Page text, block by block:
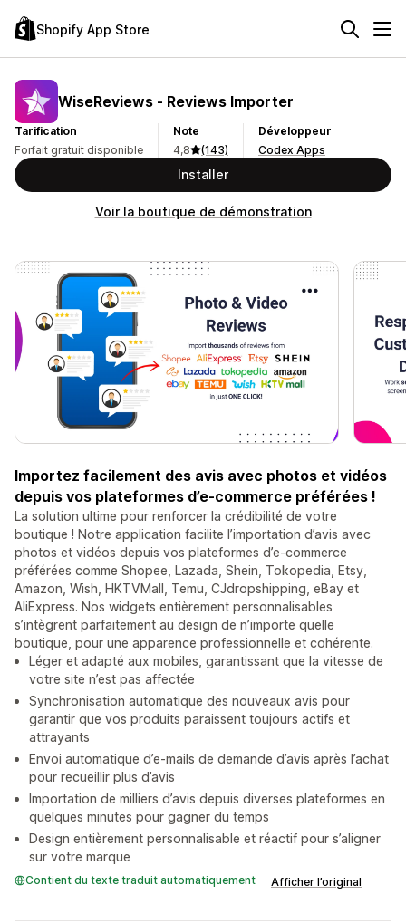
Shopify App Store
WiseReviews ‑ Reviews Importer
Tarification
Forfait gratuit disponible
Note
4,8
(143)
Développeur
Codex Apps
Installer
Voir la boutique de démonstration
Importez facilement des avis avec photos et vidéos
depuis vos plateformes d’e-commerce préférées !
La solution ultime pour renforcer la crédibilité de votre
boutique ! Notre application facilite l’importation d’avis avec
photos et vidéos depuis vos plateformes d’e-commerce
préférées comme Shopee, Lazada, Shein, Tokopedia, Etsy,
Amazon, Wish, HKTVMall, Temu, CJdropshipping, eBay et
AliExpress. Nos widgets entièrement personnalisables
s’intègrent parfaitement au design de n’importe quelle
boutique, pour une apparence professionnelle et cohérente.
Léger et adapté aux mobiles, garantissant que la vitesse de
votre site n’est pas affectée
Synchronisation automatique des nouveaux avis pour
garantir que vos produits paraissent toujours actifs et
attrayants
Envoi automatique d’e-mails de demande d’avis après l’achat
pour recueillir plus d’avis
Importation de milliers d’avis depuis diverses plateformes en
quelques minutes pour gagner du temps
Design entièrement personnalisable et réactif pour s’aligner
sur votre marque
Contient du texte traduit automatiquement Afficher l’original